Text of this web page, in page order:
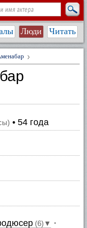
Люди Читать
• 54 года
(6)▼ ·